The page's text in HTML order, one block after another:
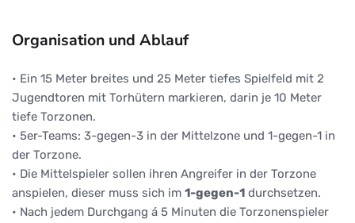
Organisation und Ablauf
• Ein 15 Meter breites und 25 Meter tiefes Spielfeld mit 2
Jugendtoren mit Torhütern markieren, darin je 10 Meter
tiefe Torzonen.
• 5er-Teams: 3-gegen-3 in der Mittelzone und 1-gegen-1 in
der Torzone.
• Die Mittelspieler sollen ihren Angreifer in der Torzone
anspielen, dieser muss sich im 1-gegen-1 durchsetzen.
• Nach jedem Durchgang á 5 Minuten die Torzonenspieler